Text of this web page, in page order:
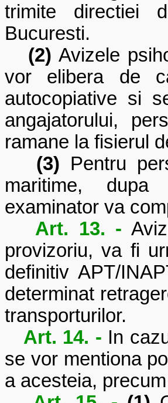
trimite directiei
Bucuresti.
(2) Avizele
vor elibera de
autocopiative si
angajatorului,
ramane la fisierul
(3) Pentru
maritime, dupa
examinator va
Art. 13. -
provizoriu, va fi
definitiv APT/
determinat
transporturilor.
Art. 14. - In
se vor mentiona
a acesteia,